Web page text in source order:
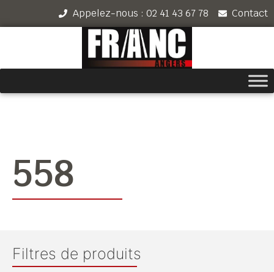
Appelez-nous : 02 41 43 67 78 Contact
558
Filtres de produits